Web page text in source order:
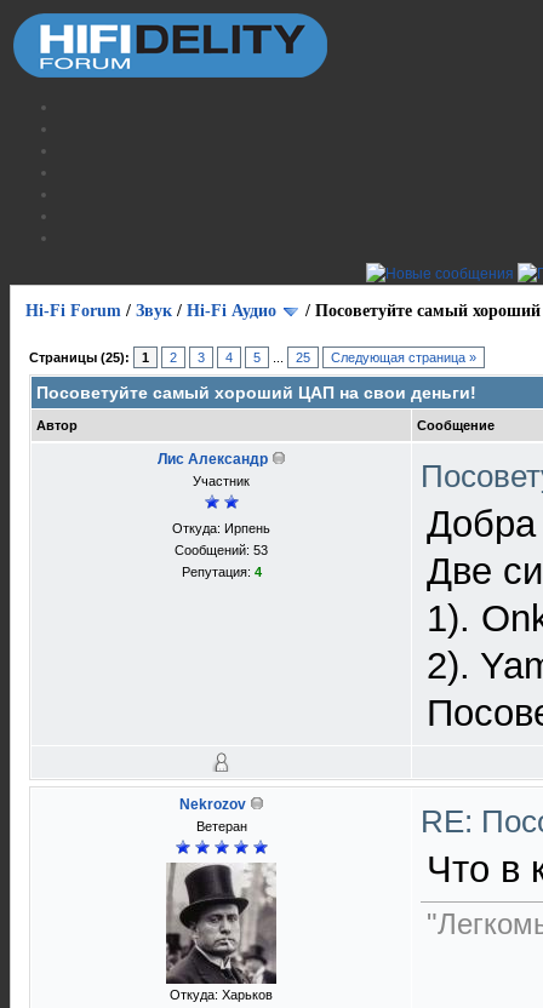
Hi-Fi Forum / Звук / Hi-Fi Аудио / Посоветуйте самый
Страницы (25): 1 2 3 4 5 25 Следующая страница »
Посоветуйте самый хороший ЦАП на свои деньги!
Автор Сообщение
Лис Александр
Участник
Откуда: Ирпень
Сообщений: 53
Репутация: 4
Две
1).
2).
Nekrozov
Ветеран
Откуда: Харьков
RE:
Что в